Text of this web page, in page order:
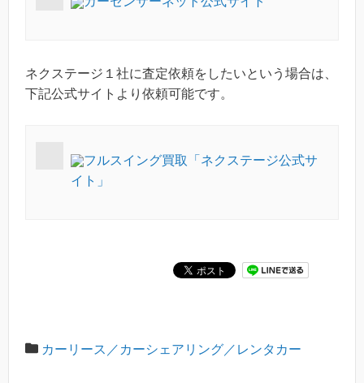
ネクステージ１社に査定依頼をしたいという場合は、
下記公式サイトより依頼可能です。
フルスイング買取「ネクステージ公式サ
イト」
カーリース／カーシェアリング／レンタカー